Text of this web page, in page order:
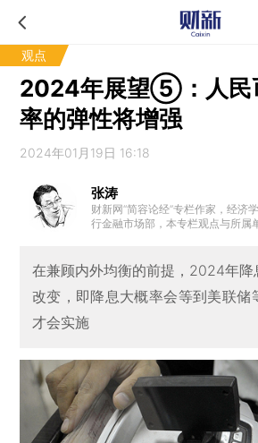
观点
2024年展望⑤：人民
率的弹性将增强
2024年01月19日 16:18
张涛
财新网“简容论经”专栏作家，经济
行金融市场部，本专栏观点与所属
在兼顾内外均衡的前提，2024年降
改变，即降息大概率会等到美联储
才会实施